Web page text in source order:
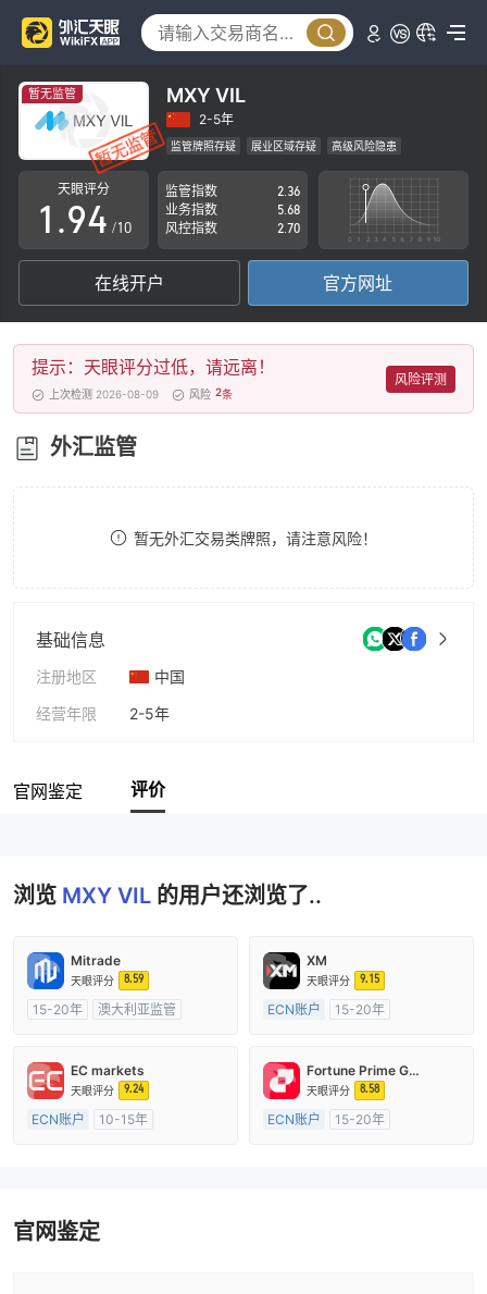
暂无监管 MXY VIL
2-5年
监管牌照存疑 展业区域存疑 高级风险隐患
天眼评分
0
1
2
3
4
5
6
7
.
5
6
7
8
9
0
1
2
3
4
5
6
7
8
9
/10
监管指数
2.36
业务指数
5.68
风控指数
2.70
在线开户 官方网址
提示：天眼评分过低，请远离！
上次检测 2026-08-09 风险 2条
风险评测
外汇监管
暂无外汇交易类牌照，请注意风险！
基础信息
注册地区
中国
经营年限
2-5年
官网鉴定 评价
浏览 MXY VIL 的用户还浏览了..
Mitrade
天眼评分 8.59
15-20年
澳大利亚监管
XM
天眼评分 9.15
ECN账户
15-20年
主标MT4
EC markets
天眼评分 9.24
ECN账户
10-15年
Fortune Prime Global
天眼评分 8.58
ECN账户
15-20年
官网鉴定